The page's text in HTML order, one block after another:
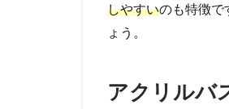
しやすいのも特徴で
ょう。
アクリルバ